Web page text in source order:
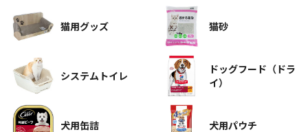
猫用グッズ 猫砂
システムトイレ
ドッグフード（ドラ
イ）
犬用缶詰 犬用パウチ